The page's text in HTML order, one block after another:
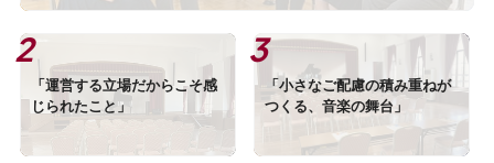
「運営する立場だからこそ感
じられたこと」
「小さなご配慮の積み重ねが
つくる、音楽の舞台」